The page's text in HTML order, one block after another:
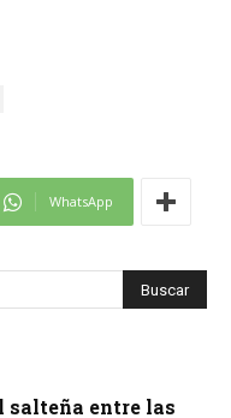
WhatsApp
salteña entre las